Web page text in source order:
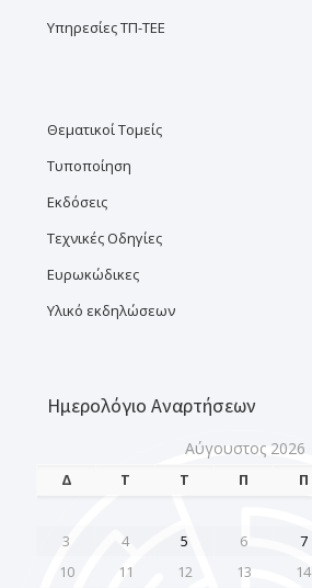
Υπηρεσίες ΤΠ-ΤΕΕ
Θεματικοί Τομείς
Τυποποίηση
Εκδόσεις
Τεχνικές Οδηγίες
Ευρωκώδικες
Υλικό εκδηλώσεων
Ημερολόγιο Αναρτήσεων
Αύγουστος 2026
Δ Τ Τ Π Π
3
4 5 6 7
10
11 12 13 14